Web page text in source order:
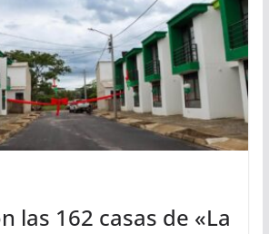
las 162 casas de «La